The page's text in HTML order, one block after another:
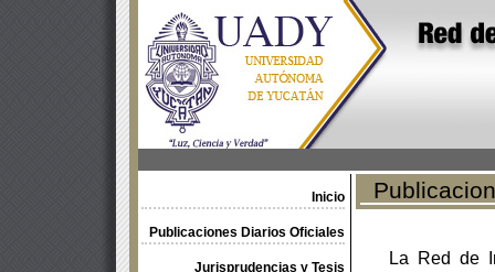
Inicio
Publicaciones Diarios Oficiales
Jurisprudencias y Tesis
La Red de